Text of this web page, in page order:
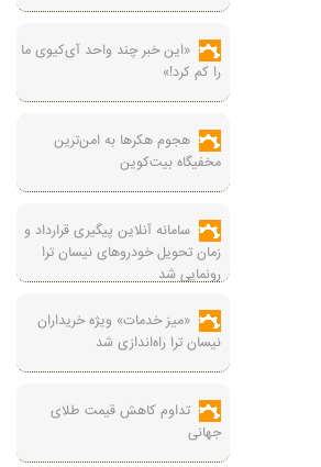
«این خبر چند واحد آی‌کیوی ما
را کم کرد!»
هجوم هکرها به امن‌ترین
مخفیگاه بیت‌کوین
سامانه آنلاین پیگیری قرارداد‌ و
زمان تحویل خودرو‌های نیسان ترا
رونمایی شد
«میز خدمات» ویژه خریداران
نیسان ترا راه‌اندازی شد
تداوم کاهش قیمت طلای
جهانی